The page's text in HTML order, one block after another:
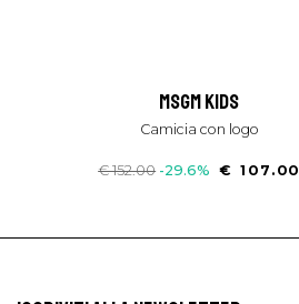
msgm kids
camicia con logo
€ 152.00 -29.6% € 107.00